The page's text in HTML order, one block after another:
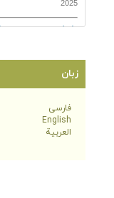
زبان
فارسی
English
العربية